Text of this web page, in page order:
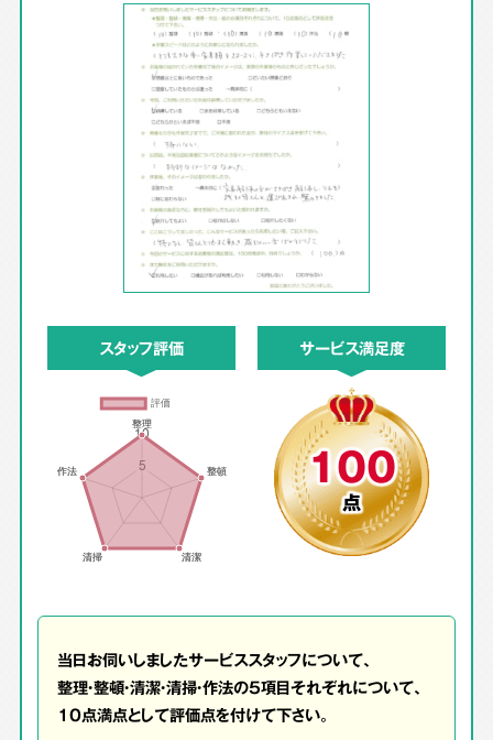
スタッフ評価 サービス満足度
100
点
当日お伺いしましたサービススタッフについて、
整理・整頓・清潔・清掃・作法の5項目それぞれについて、
10点満点として評価点を付けて下さい。